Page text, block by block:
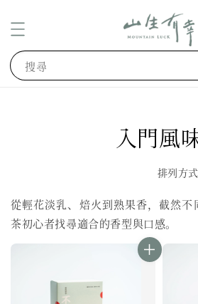
搜尋
入門風
排列方
從輕花淡乳、焙火到熟果香，截然不
茶初心者找尋適合的香型與口感。